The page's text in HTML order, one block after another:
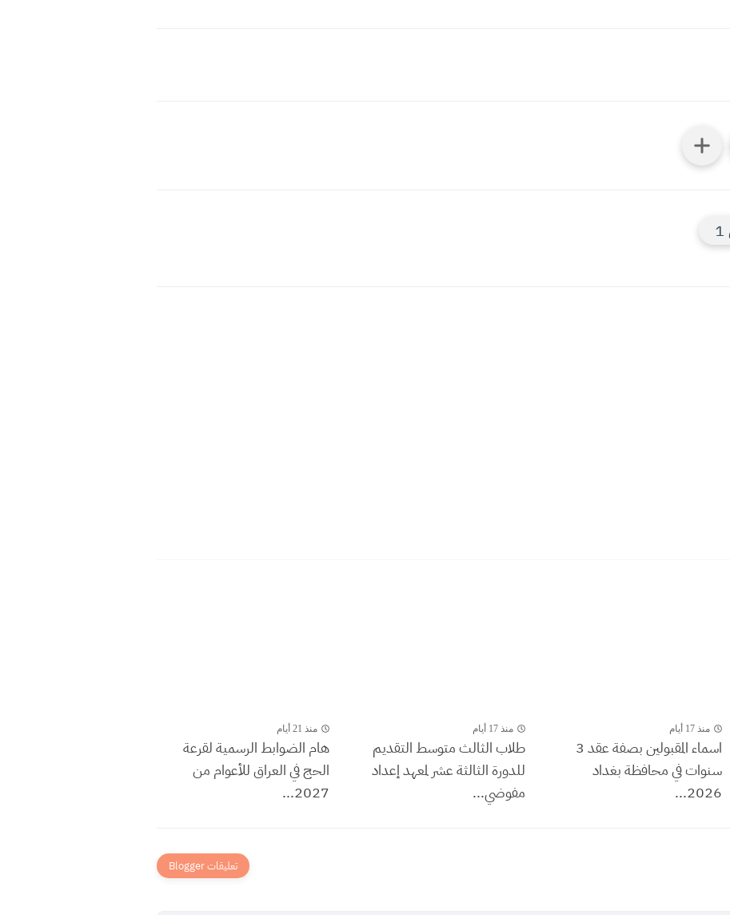
منذ 17 أيام
اسماء المقبولين بصفة عقد 3
سنوات في محافظة بغداد
2026...
منذ 17 أيام
طلاب الثالث متوسط التقديم
للدورة الثالثة عشر لمعهد إعداد
مفوضي...
منذ 21 أيام
هام الضوابط الرسمية لقرعة
الحج في العراق للأعوام من
2027...